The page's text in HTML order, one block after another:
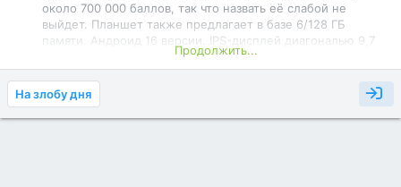
около 700 000 баллов, так что назвать её слабой не
выйдет. Планшет также предлагает в базе 6/128 ГБ
памяти. Андроид 16 версии. IPS-дисплей диагональю 9,7
дюйма имеет разрешение 2048 х 1280 пикселей и яркость
600 кд/кв.м. Камер у гаджета две: тыльная 8-
мегапиксельная и фронталка на 5 Мп.
Продолжить...
На злобу дня